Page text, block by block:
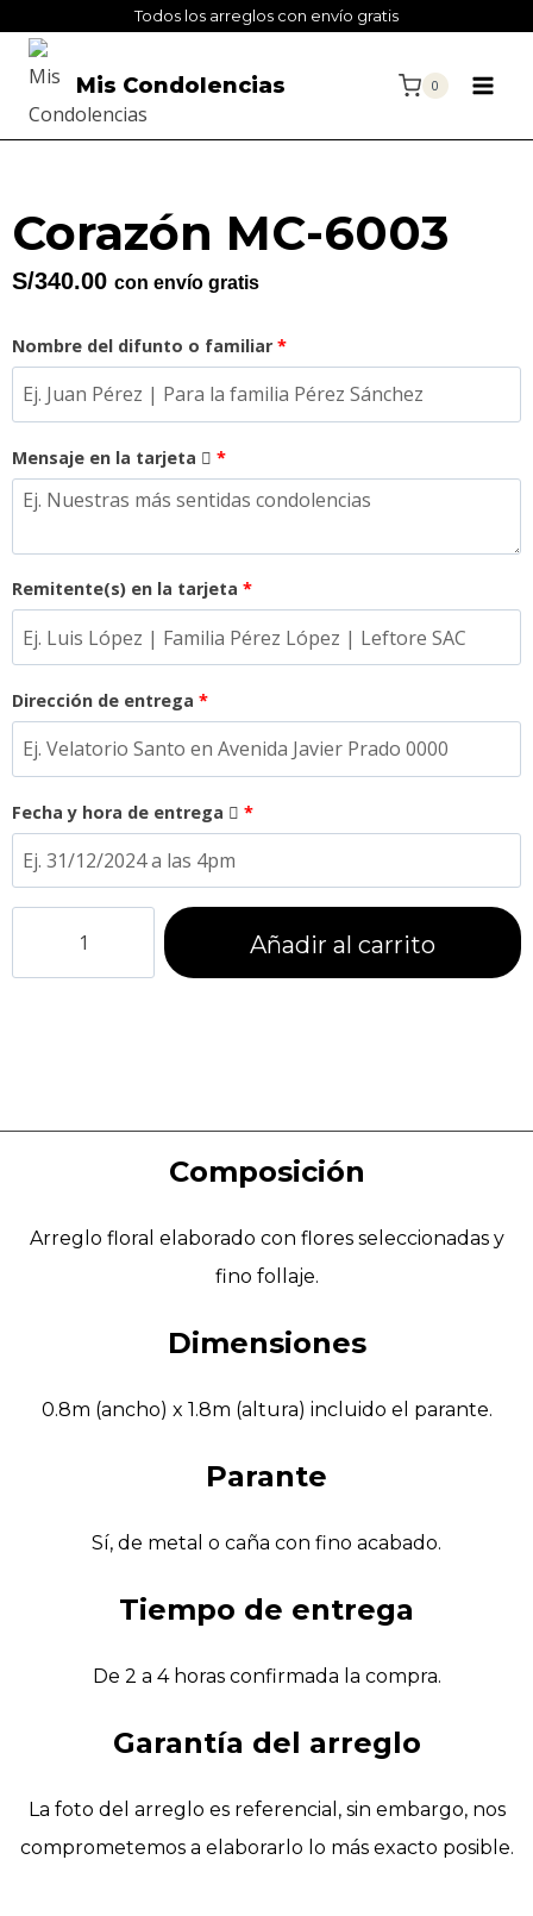
Todos los arreglos con envío gratis
Mis Condolencias 0
Corazón MC-6003
S/340.00 con envío gratis
Nombre del difunto o familiar *
Mensaje en la tarjeta *
Remitente(s) en la tarjeta *
Dirección de entrega *
Fecha y hora de entrega *
Añadir al carrito
Composición
Arreglo floral elaborado con flores seleccionadas y
fino follaje.
Dimensiones
0.8m (ancho) x 1.8m (altura) incluido el parante.
Parante
Sí, de metal o caña con fino acabado.
Tiempo de entrega
De 2 a 4 horas confirmada la compra.
Garantía del arreglo
La foto del arreglo es referencial, sin embargo, nos
comprometemos a elaborarlo lo más exacto posible.